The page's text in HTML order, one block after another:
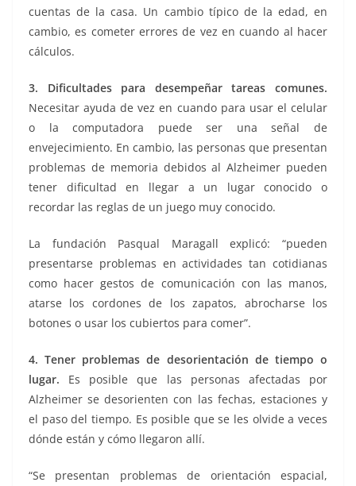
cuentas de la casa. Un cambio típico de la edad, en
cambio, es cometer errores de vez en cuando al hacer
cálculos.
3. Dificultades para desempeñar tareas comunes.
Necesitar ayuda de vez en cuando para usar el celular
o la computadora puede ser una señal de
envejecimiento. En cambio, las personas que presentan
problemas de memoria debidos al Alzheimer pueden
tener dificultad en llegar a un lugar conocido o
recordar las reglas de un juego muy conocido.
La fundación Pasqual Maragall explicó: “pueden
presentarse problemas en actividades tan cotidianas
como hacer gestos de comunicación con las manos,
atarse los cordones de los zapatos, abrocharse los
botones o usar los cubiertos para comer”.
4. Tener problemas de desorientación de tiempo o
lugar. Es posible que las personas afectadas por
Alzheimer se desorienten con las fechas, estaciones y
el paso del tiempo. Es posible que se les olvide a veces
dónde están y cómo llegaron allí.
“Se presentan problemas de orientación espacial,